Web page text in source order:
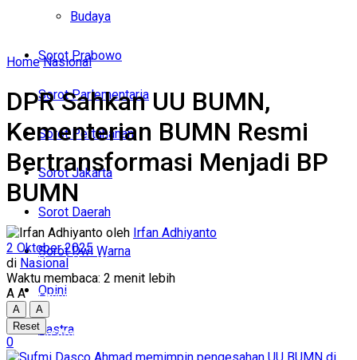
Budaya
Sorot Prabowo
Sorot Parlementaria
Sorot Pertahanan
Sorot Jakarta
Sorot Daerah
Sorot Dwi Warna
Opini
Sastra
Sorot Parlementaria
Sorot Pertahanan
Sorot Jakarta
Sorot Daerah
Sorot Dwi Warna
Opini
Sastra
Home Nasional
DPR Sahkan UU BUMN,
Kementerian BUMN Resmi
Bertransformasi Menjadi BP
BUMN
oleh Irfan Adhiyanto
2 Oktober 2025
di Nasional
Waktu membaca: 2 menit lebih
A A
A
A
Reset
0